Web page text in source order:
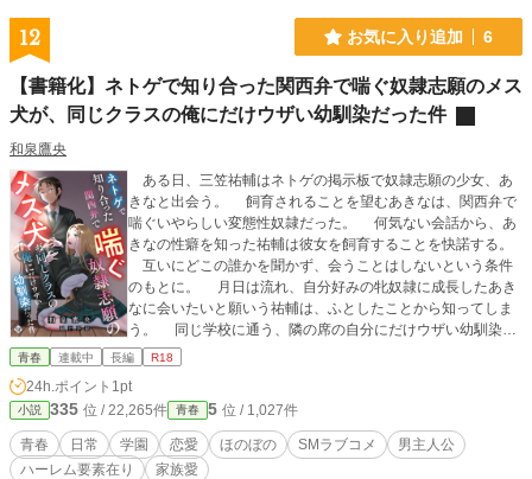
12 お気に入り追加 6
【書籍化】ネトゲで知り合った関西弁で喘ぐ奴隷志願のメス
犬が、同じクラスの俺にだけウザい幼馴染だった件
和泉鷹央
ある日、三笠祐輔はネトゲの掲示板で奴隷志願の少女、あ
きなと出会う。 飼育されることを望むあきなは、関西弁で
喘ぐいやらしい変態性奴隷だった。 何気ない会話から、あ
きなの性癖を知った祐輔は彼女を飼育することを快諾する。
互いにどこの誰かを聞かず、会うことはしないという条件
のもとに。 月日は流れ、自分好みの牝奴隷に成長したあき
なに会いたいと願いう祐輔は、ふとしたことから知ってしま
う。 同じ学校に通う、隣の席の自分にだけウザい幼馴染の
美少女。 橘ゆきなが、学校の非常階段で関西弁で喘ぎなが
てきた、メス犬あきなだということを……。 他の投稿サイ
トでも掲載しています。 書籍化に伴い、外部リンク登録に
変更しました。 よろしくお願いいたします。
青春 連載中 長編 R18
24h.ポイント 1pt
小説 335 位 / 22,265件 青春 5 位 / 1,027件
青春 日常 学園 恋愛 ほのぼの SMラブコメ
男主人公
ハーレム要素在り
家族愛